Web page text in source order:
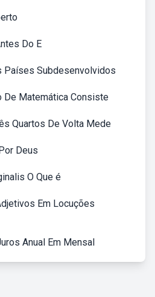
Do E
Países Subdesenvolvidos
De Matemática Consiste
Quartos De Volta Mede
Deus
O Que é
Em Locuções
Anual Em Mensal